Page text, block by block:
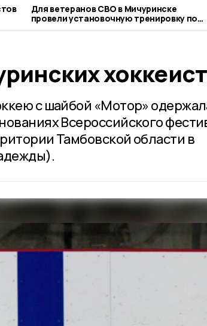
Для ветеранов СВО в Мичуринске
провели установочную тренировку по
следж-хоккею
с шайбой «Мотор»
Всероссийского
Тамбовской области в